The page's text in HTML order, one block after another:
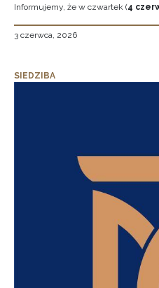
Informujemy, że w czwartek (4
3 czerwca, 2026
SIEDZIBA